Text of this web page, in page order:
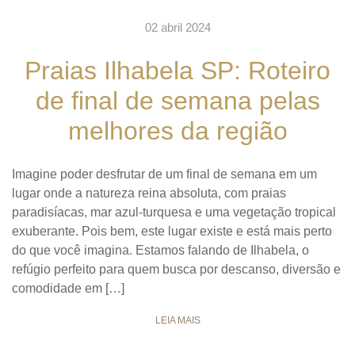
02 abril 2024
Praias Ilhabela SP: Roteiro
de final de semana pelas
melhores da região
Imagine poder desfrutar de um final de semana em um
lugar onde a natureza reina absoluta, com praias
paradisíacas, mar azul-turquesa e uma vegetação tropical
exuberante. Pois bem, este lugar existe e está mais perto
do que você imagina. Estamos falando de Ilhabela, o
refúgio perfeito para quem busca por descanso, diversão e
comodidade em […]
LEIA MAIS